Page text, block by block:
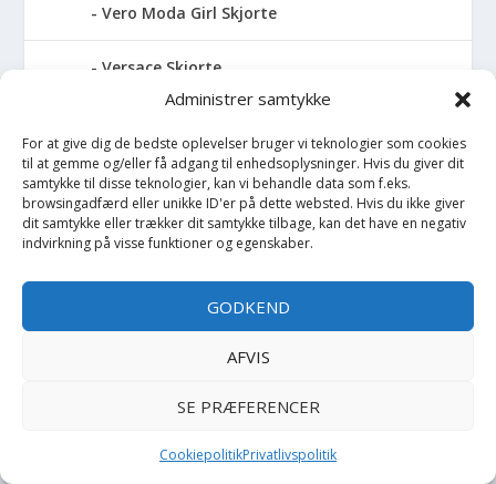
Administrer samtykke
For at give dig de bedste oplevelser bruger vi teknologier som cookies
til at gemme og/eller få adgang til enhedsoplysninger. Hvis du giver dit
samtykke til disse teknologier, kan vi behandle data som f.eks.
browsingadfærd eller unikke ID'er på dette websted. Hvis du ikke giver
dit samtykke eller trækker dit samtykke tilbage, kan det have en negativ
indvirkning på visse funktioner og egenskaber.
GODKEND
AFVIS
SE PRÆFERENCER
CookiepolitikPrivatlivspolitik
Vero Moda Girl Skjorte
Versace Skjorte
Skjorte K/Æ
Sko
Skoletaske
Skovl